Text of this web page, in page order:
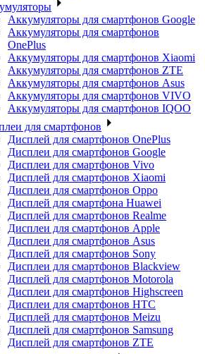
Аккумуляторы для смартфонов Google
Аккумуляторы для смартфонов
OnePlus
Аккумуляторы для смартфонов Xiaomi
Аккумуляторы для смартфонов ZTE
Аккумуляторы для cмартфонов Asus
Аккумуляторы для смартфонов VIVO
Аккумуляторы для смартфонов IQOO
для смартфонов
Дисплей для смартфонов OnePlus
Дисплеи для смартфонов Google
Дисплеи для смартфонов Vivo
Дисплей для смартфонов Xiaomi
Дисплеи для смартфонов Oppo
Дисплей для смартфона Huawei
Дисплей для смартфонов Realme
Дисплеи для смартфонов Apple
Дисплеи для смартфонов Asus
Дисплей для смартфонов Sony
Дисплеи для смартфонов Blackview
Дисплей для смартфонов Motorola
Дисплеи для смартфонов Highscreen
Дисплеи для смартфонов HTC
Дисплей для смартфонов Meizu
Дисплей для смартфонов Samsung
Дисплей для смартфонов ZTE